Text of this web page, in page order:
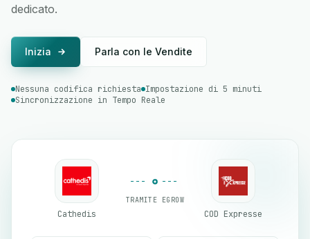
dedicato.
Inizia Parla con le Vendite
Nessuna codifica richiesta Impostazione di 5 minuti
Sincronizzazione in Tempo Reale
Cathedis
TRAMITE EGROW
COD Expresse